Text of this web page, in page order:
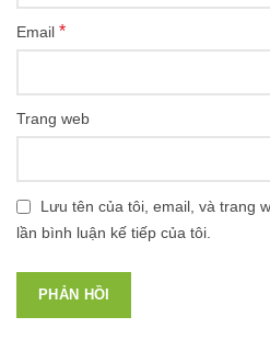
Email *
Trang web
Lưu tên của tôi, email, và trang
lần bình luận kế tiếp của tôi.